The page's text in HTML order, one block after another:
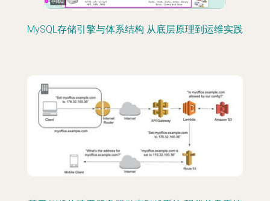
MySQL存储引擎与体系结构 从底层原理到运维实践